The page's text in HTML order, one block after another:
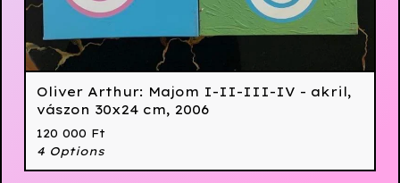
Oliver Arthur: Majom I-II-III-IV - akril,
vászon 30x24 cm, 2006
120 000 Ft
4 Options